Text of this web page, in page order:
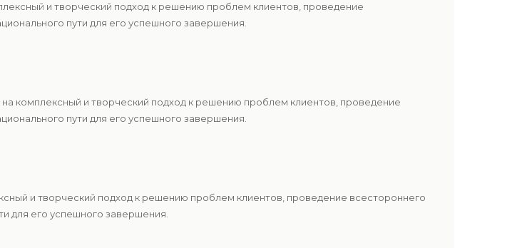
и творческий подход к решению проблем клиентов, проведение
пути для его успешного завершения.
комплексный и творческий подход к решению проблем клиентов, проведение
пути для его успешного завершения.
и творческий подход к решению проблем клиентов, проведение всестороннего
для его успешного завершения.